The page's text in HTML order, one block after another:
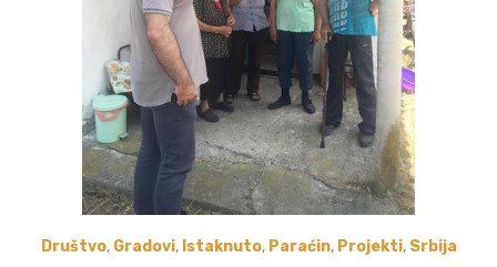
Društvo, Gradovi, Istaknuto, Paraćin, Projekti, Srbija